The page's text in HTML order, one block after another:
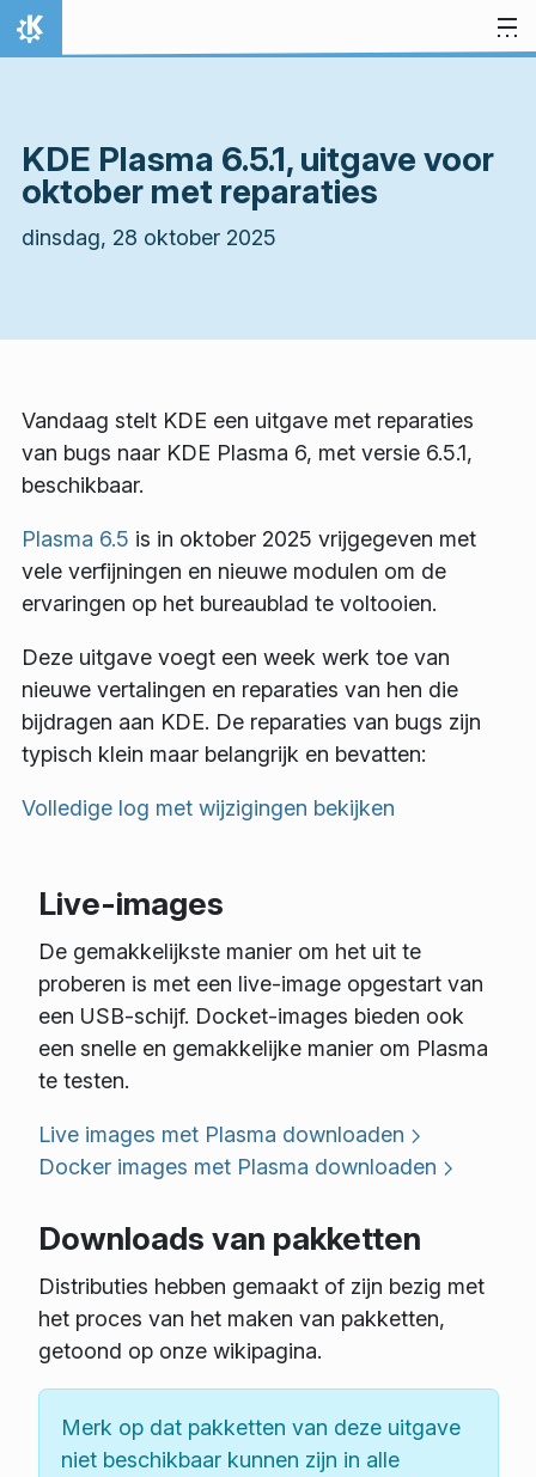
Spring naar inhoud
Thuis
KDE Plasma 6.5.1, uitgave voor
oktober met reparaties
dinsdag, 28 oktober 2025
Vandaag stelt KDE een uitgave met reparaties
van bugs naar KDE Plasma 6, met versie 6.5.1,
beschikbaar.
Plasma 6.5 is in oktober 2025 vrijgegeven met
vele verfijningen en nieuwe modulen om de
ervaringen op het bureaublad te voltooien.
Deze uitgave voegt een week werk toe van
nieuwe vertalingen en reparaties van hen die
bijdragen aan KDE. De reparaties van bugs zijn
typisch klein maar belangrijk en bevatten:
Volledige log met wijzigingen bekijken
Live-images
De gemakkelijkste manier om het uit te
proberen is met een live-image opgestart van
een USB-schijf. Docket-images bieden ook
een snelle en gemakkelijke manier om Plasma
te testen.
Live images met Plasma downloaden
Docker images met Plasma downloaden
Downloads van pakketten
Distributies hebben gemaakt of zijn bezig met
het proces van het maken van pakketten,
getoond op onze wikipagina.
Merk op dat pakketten van deze uitgave
niet beschikbaar kunnen zijn in alle